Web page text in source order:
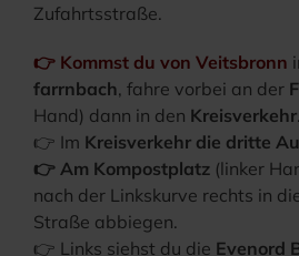
Zufahrtsstraße.
👉 Kommst du von Veits­bronn
farrn­bach, fah­re vor­bei an der
Hand) dann in den Kreis­ver­kehr.
👉 Im Kreis­ver­kehr die drit­te
👉 Am Kom­post­platz (lin­ker
nach der Links­kur­ve rechts in
Stra­ße abbiegen.
👉 Links siehst du die Even­ord